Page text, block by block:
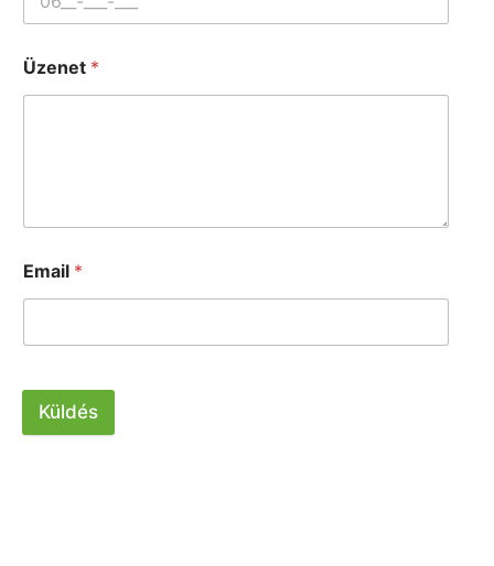
Üzenet *
Email *
Küldés